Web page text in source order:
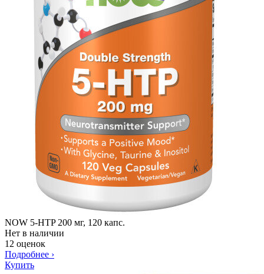
NOW 5-HTP 200 мг, 120 капс.
Нет в наличии
12 оценок
Подробнее ›
Купить